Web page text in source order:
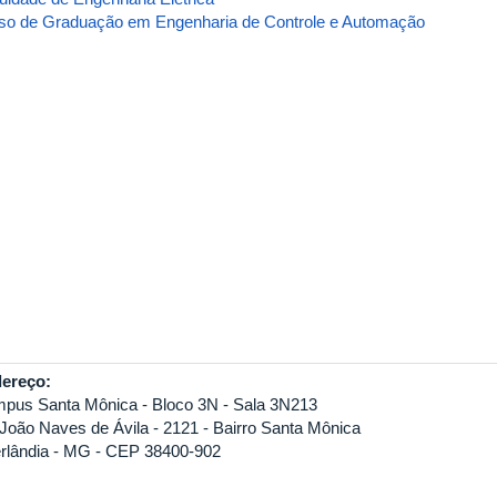
de Graduação em Engenharia de Controle e Automação
Santa Mônica - Bloco 3N - Sala 3N213
Naves de Ávila - 2121 - Bairro Santa Mônica
- MG - CEP 38400-902